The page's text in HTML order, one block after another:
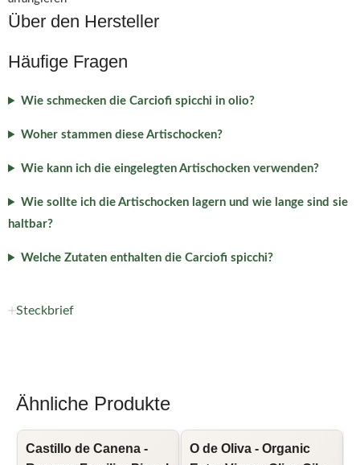
Über den Hersteller
Häufige Fragen
Wie schmecken die Carciofi spicchi in olio?
Woher stammen diese Artischocken?
Wie kann ich die eingelegten Artischocken verwenden?
Wie sollte ich die Artischocken lagern und wie lange sind sie
haltbar?
Welche Zutaten enthalten die Carciofi spicchi?
Steckbrief
Ähnliche Produkte
Castillo de Canena -
O de Oliva - Organic